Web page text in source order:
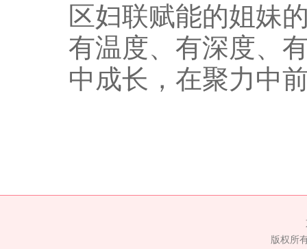
区妇联赋能的姐妹
有温度、有深度、
中成长，在聚力中
版权所